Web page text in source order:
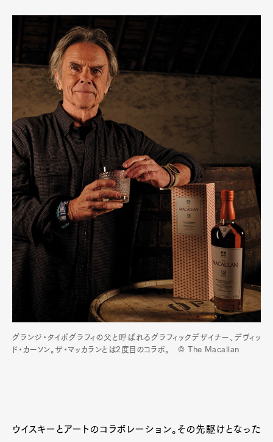
グランジ・タイポグラフィの父と呼ばれるグラフィックデザイナー、デヴィッ
ド・カーソン。ザ・マッカランとは2度目のコラボ。 © The Macallan
ウイスキーとアートのコラボレーション。その先駆けとなった